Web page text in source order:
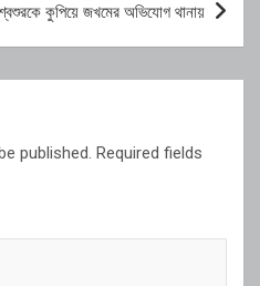
কুপিয়ে জখমের অভিযোগ থানায়
published. Required fields